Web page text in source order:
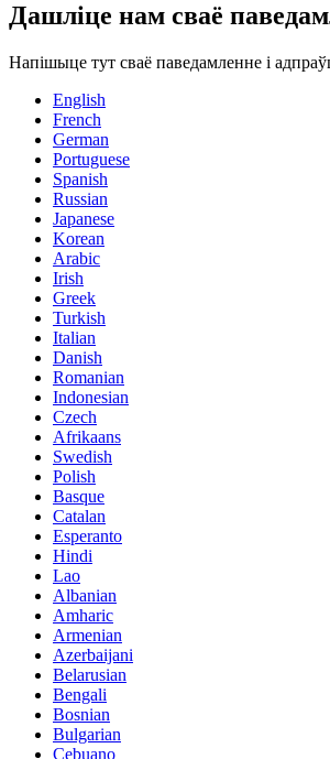
Дашліце нам сваё
Напішыце тут сваё паведамленне і
English
French
German
Portuguese
Spanish
Russian
Japanese
Korean
Arabic
Irish
Greek
Turkish
Italian
Danish
Romanian
Indonesian
Czech
Afrikaans
Swedish
Polish
Basque
Catalan
Esperanto
Hindi
Lao
Albanian
Amharic
Armenian
Azerbaijani
Belarusian
Bengali
Bosnian
Bulgarian
Cebuano